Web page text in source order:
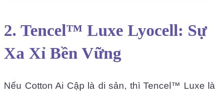
2. Tencel™ Luxe Lyocell: Sự
Xa Xỉ Bền Vững
Nếu Cotton Ai Cập là di sản, thì Tencel™ Luxe là